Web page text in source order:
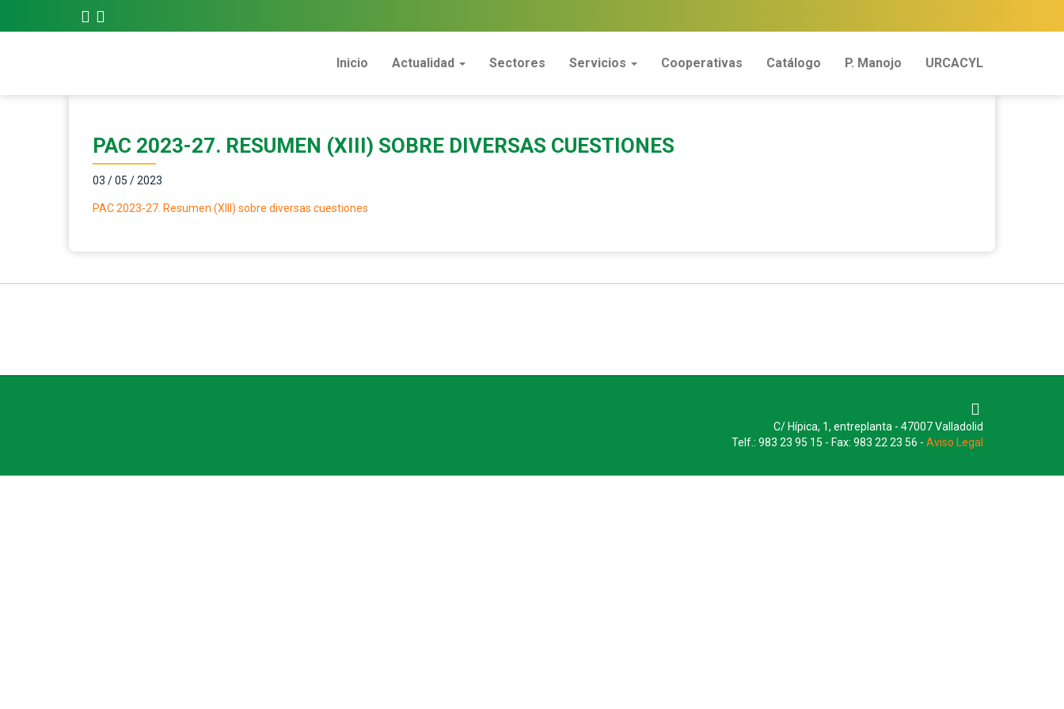
Inicio Actualidad Sectores Servicios Cooperativas Catálogo P. Manojo URCACYL
PAC 2023-27. RESUMEN (XIII) SOBRE DIVERSAS CUESTIONES
03 / 05 / 2023
PAC 2023-27. Resumen (XIII) sobre diversas cuestiones
C/ Hípica, 1, entreplanta - 47007 Valladolid
Telf.: 983 23 95 15 - Fax: 983 22 23 56 - Aviso Legal